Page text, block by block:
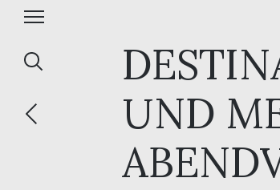
UND